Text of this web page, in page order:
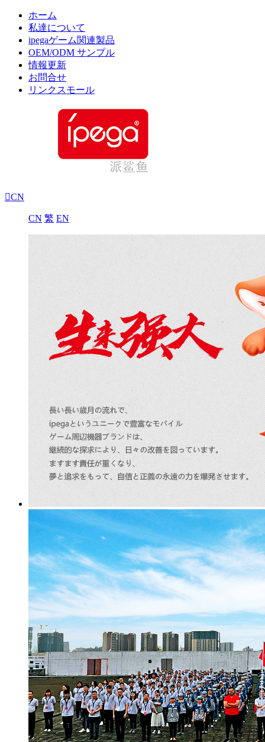
ホーム
私達について
ipegaゲーム関連製品
OEM/ODM サンプル
情報更新
お問合せ
リンクスモール
CN
CN 繁 EN